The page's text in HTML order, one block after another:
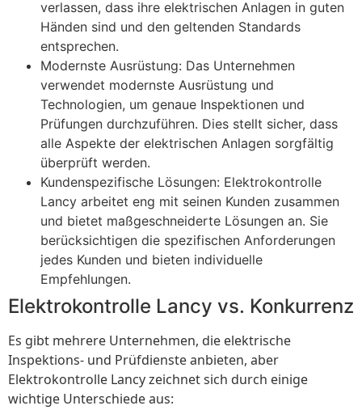
verlassen, dass ihre elektrischen Anlagen in guten
Händen sind und den geltenden Standards
entsprechen.
Modernste Ausrüstung: Das Unternehmen
verwendet modernste Ausrüstung und
Technologien, um genaue Inspektionen und
Prüfungen durchzuführen. Dies stellt sicher, dass
alle Aspekte der elektrischen Anlagen sorgfältig
überprüft werden.
Kundenspezifische Lösungen: Elektrokontrolle
Lancy arbeitet eng mit seinen Kunden zusammen
und bietet maßgeschneiderte Lösungen an. Sie
berücksichtigen die spezifischen Anforderungen
jedes Kunden und bieten individuelle
Empfehlungen.
Elektrokontrolle Lancy vs. Konkurrenz
Es gibt mehrere Unternehmen, die elektrische
Inspektions- und Prüfdienste anbieten, aber
Elektrokontrolle Lancy zeichnet sich durch einige
wichtige Unterschiede aus: